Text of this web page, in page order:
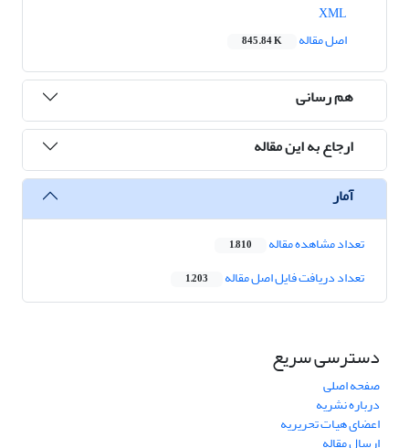
اصل مقاله
845.84 K
هم رسانی
ارجاع به این مقاله
آمار
تعداد مشاهده مقاله 1,810
تعداد دریافت فایل اصل مقاله 1,203
دسترسی سریع
صفحه اصلی
درباره نشریه
اعضای هیات تحریریه